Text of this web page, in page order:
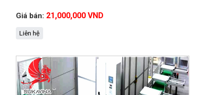
Giá bán: 21,000,000 VND
Liên hệ